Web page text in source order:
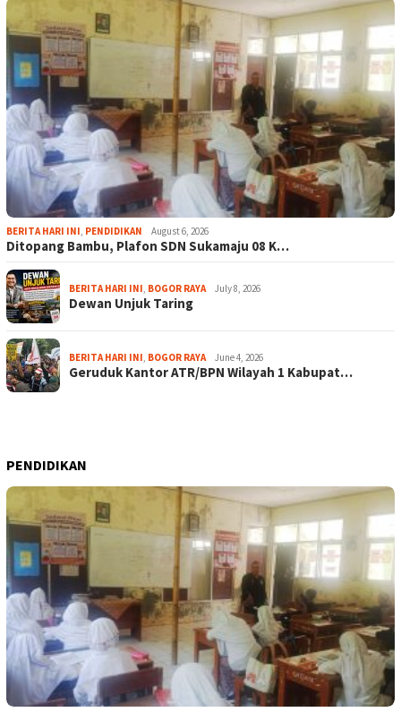
BERITA HARI INI, PENDIDIKAN August 6, 2026
Ditopang Bambu, Plafon SDN Sukamaju 08 K…
BERITA HARI INI, BOGOR RAYA July 8, 2026
Dewan Unjuk Taring
BERITA HARI INI, BOGOR RAYA June 4, 2026
Geruduk Kantor ATR/BPN Wilayah 1 Kabupat…
PENDIDIKAN